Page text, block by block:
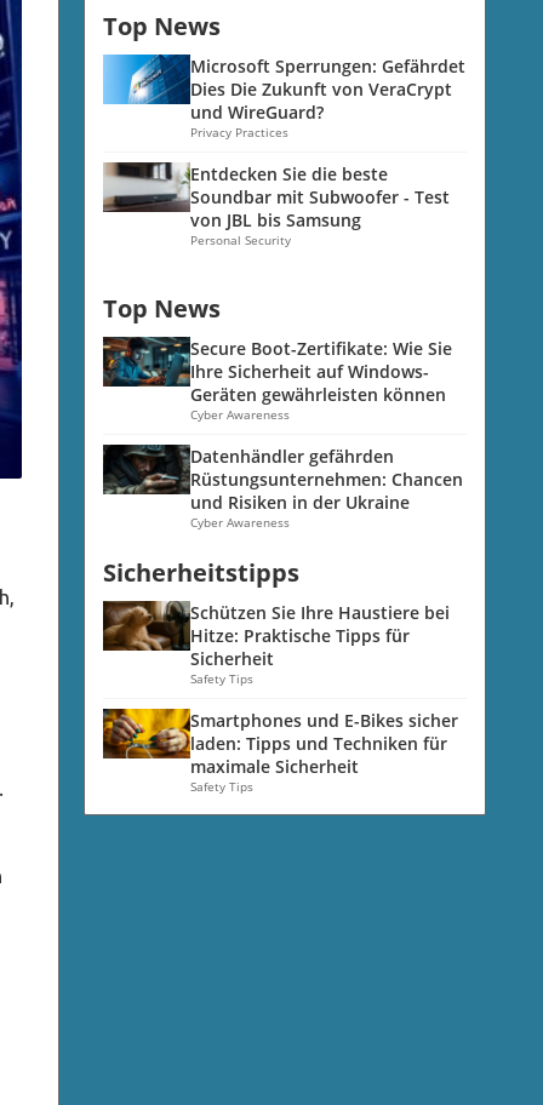
Top News
Microsoft Sperrungen: Gefährdet
Dies Die Zukunft von VeraCrypt
und WireGuard?
Privacy Practices
Entdecken Sie die beste
Soundbar mit Subwoofer - Test
von JBL bis Samsung
Personal Security
Top News
Secure Boot-Zertifikate: Wie Sie
Ihre Sicherheit auf Windows-
Geräten gewährleisten können
Cyber Awareness
Datenhändler gefährden
Rüstungsunternehmen: Chancen
und Risiken in der Ukraine
Cyber Awareness
Sicherheitstipps
Schützen Sie Ihre Haustiere bei
Hitze: Praktische Tipps für
Sicherheit
Safety Tips
Smartphones und E-Bikes sicher
laden: Tipps und Techniken für
maximale Sicherheit
Safety Tips